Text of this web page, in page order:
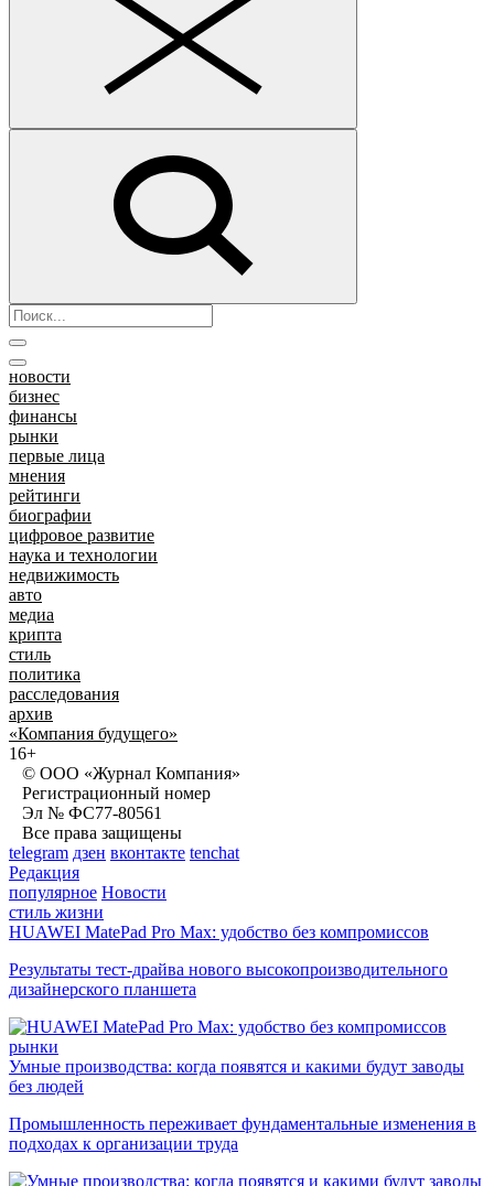
новости
бизнес
финансы
рынки
первые лица
мнения
рейтинги
биографии
цифровое развитие
наука и технологии
недвижимость
авто
медиа
крипта
стиль
политика
расследования
архив
«Компания будущего»
16+
© ООО «Журнал Компания»
Регистрационный номер
Эл № ФС77-80561
Все права защищены
telegram дзен вконтакте tenchat
Редакция
популярное Новости
стиль жизни
HUAWEI MatePad Pro Max: удобство без компромиссов
Результаты тест-драйва нового высокопроизводительного
дизайнерского планшета
рынки
Умные производства: когда появятся и какими будут заводы
без людей
Промышленность переживает фундаментальные изменения в
подходах к организации труда